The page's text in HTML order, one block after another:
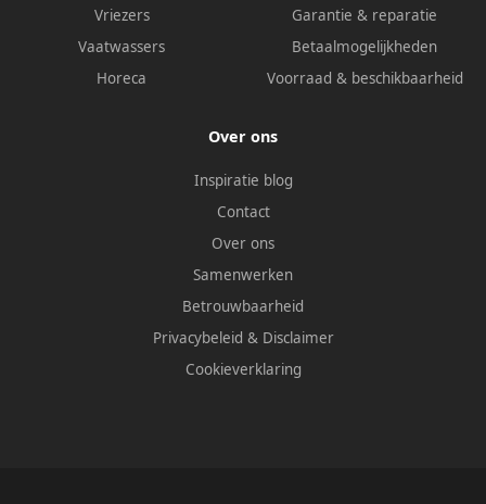
Vriezers
Vaatwassers
Horeca
Garantie & reparatie
Betaalmogelijkheden
Voorraad & beschikbaarheid
Over ons
Inspiratie blog
Contact
Over ons
Samenwerken
Betrouwbaarheid
Privacybeleid & Disclaimer
Cookieverklaring